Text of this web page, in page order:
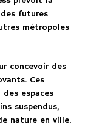
futures
métropoles
concevoir des
Ces
espaces
suspendus,
nature en ville.